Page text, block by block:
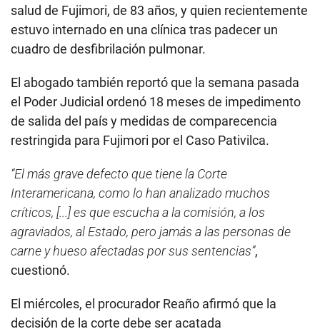
salud de Fujimori, de 83 años, y quien recientemente
estuvo internado en una clínica tras padecer un
cuadro de desfibrilación pulmonar.
El abogado también reportó que la semana pasada
el Poder Judicial ordenó 18 meses de impedimento
de salida del país y medidas de comparecencia
restringida para Fujimori por el Caso Pativilca.
“El más grave defecto que tiene la Corte
Interamericana, como lo han analizado muchos
críticos, [...] es que escucha a la comisión, a los
agraviados, al Estado, pero jamás a las personas de
carne y hueso afectadas por sus sentencias”,
cuestionó.
El miércoles, el procurador Reaño afirmó que la
decisión de la corte debe ser acatada